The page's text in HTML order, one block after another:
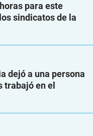
para este
sindicatos de la
dejó a una persona
trabajó en el